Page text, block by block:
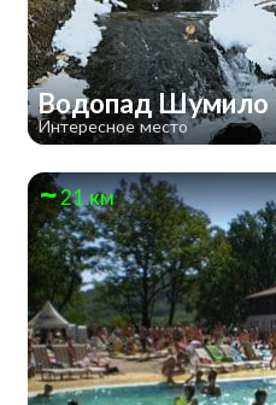
Водопад Шумило
Интересное место
21 км